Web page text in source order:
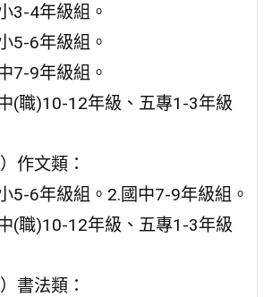
3-4年級組。
5-6年級組。
7-9年級組。
(職)10-12年級、五專1-3年級
）作文類：
5-6年級組。2.國中7-9年級組。
(職)10-12年級、五專1-3年級
）書法類：